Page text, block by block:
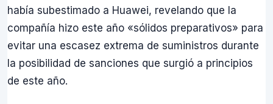
había subestimado a Huawei, revelando que la
compañía hizo este año «sólidos preparativos» para
evitar una escasez extrema de suministros durante
la posibilidad de sanciones que surgió a principios
de este año.